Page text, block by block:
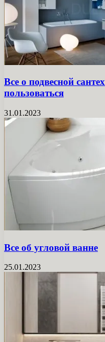
Все о подвесной
пользоваться
31.01.2023
Все об угловой ванне
25.01.2023